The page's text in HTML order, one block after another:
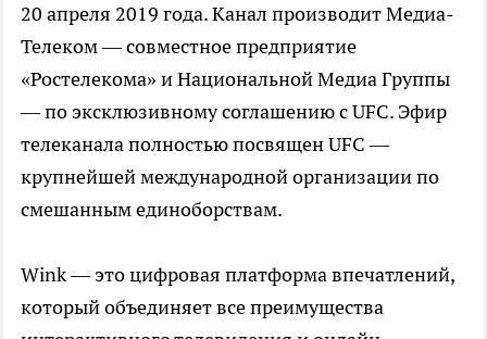
20 апреля 2019 года. Канал производит Медиа-
Телеком — совместное предприятие
«Ростелекома» и Национальной Медиа Группы
— по эксклюзивному соглашению с UFC. Эфир
телеканала полностью посвящен UFC —
крупнейшей международной организации по
смешанным единоборствам.
Wink — это цифровая платформа впечатлений,
который объединяет все преимущества